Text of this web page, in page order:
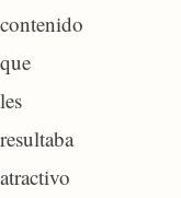
contenido
que
les
resultaba
atractivo